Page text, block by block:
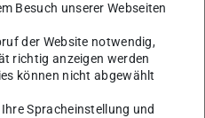
Werkstoffe im Bauwesen
Schmidt (BAM)
Besuch unserer Webseiten
der Website notwendig,
richtig anzeigen werden
können nicht abgewählt
Spracheinstellung und